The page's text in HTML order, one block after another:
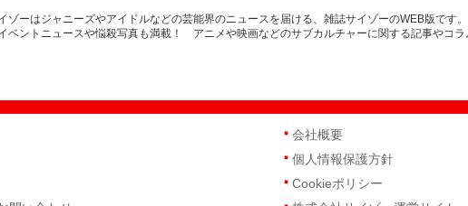
ゾーはジャニーズやアイドルなどの芸能界のニュースを届ける、雑誌サイゾーのWEB版です
ベントニュースや悩殺写真も満載！ アニメや映画などのサブカルチャーに関する記事やコラ
会社概要
個人情報保護方針
Cookieポリシー